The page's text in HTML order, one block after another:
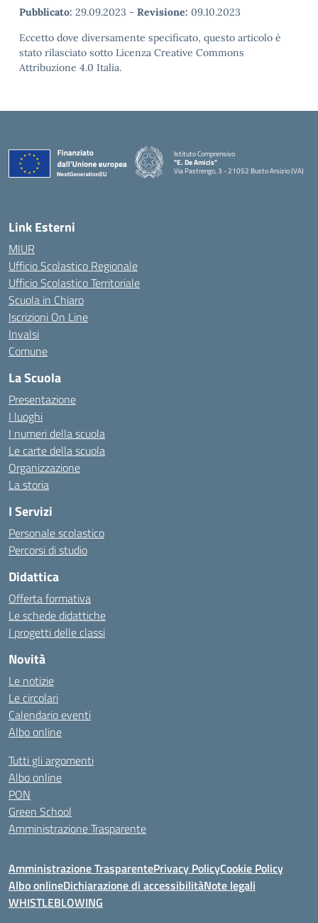
Pubblicato: 29.09.2023 - Revisione: 09.10.2023
Eccetto dove diversamente specificato, questo articolo è
stato rilasciato sotto Licenza Creative Commons
Attribuzione 4.0 Italia.
Istituto Comprensivo
"E. De Amicis"
Via Pastrengo, 3 - 21052 Busto Arsizio (VA)
Link Esterni
MIUR
Ufficio Scolastico Regionale
Ufficio Scolastico Territoriale
Scuola in Chiaro
Iscrizioni On Line
Invalsi
Comune
La Scuola
Presentazione
I luoghi
I numeri della scuola
Le carte della scuola
Organizzazione
La storia
I Servizi
Personale scolastico
Percorsi di studio
Didattica
Offerta formativa
Le schede didattiche
I progetti delle classi
Novità
Le notizie
Le circolari
Calendario eventi
Albo online
Tutti gli argomenti
Albo online
PON
Green School
Amministrazione Trasparente
Amministrazione TrasparentePrivacy PolicyCookie Policy
Albo onlineDichiarazione di accessibilitàNote legali
WHISTLEBLOWING